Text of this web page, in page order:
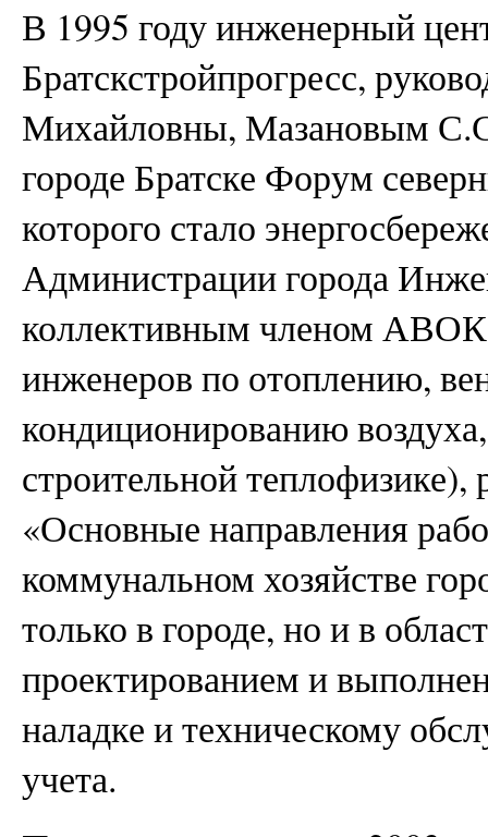
В 1995 году инженерный
Братскстройпрогресс,
Михайловны, Мазановым
городе Братске Форум
которого стало
Администрации города
коллективным членом АВОК
инженеров по отоплению,
кондиционированию
строительной
«Основные направления
коммунальном хозяйстве
только в городе, но и в
проектированием и
наладке и техническому
учета.